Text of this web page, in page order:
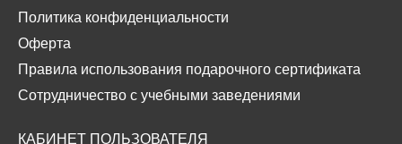
Политика конфиденциальности
Оферта
Правила использования подарочного сертификата
Сотрудничество с учебными заведениями
КАБИНЕТ ПОЛЬЗОВАТЕЛЯ